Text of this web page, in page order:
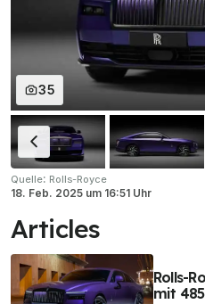
35
Quelle: Rolls-Royce
18. Feb. 2025 um 16:51 Uhr
Articles
Rolls-
mit